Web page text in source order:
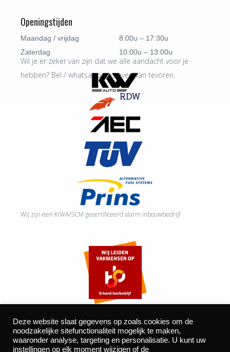
Openingstijden
Maandag / vrijdag
8:00u – 17:30u
Zaterdag
10:00u – 13:00u
Wil je er zeker van zijn dat we alle aandacht voor je
hebben? Bel / whatsapp ons even van tevoren.
Wij zijn een KIWA/SCM gecertificeerd alarm inbouwbedrijf
©2026 Autocentrum Bijvelds BV. De Beeke 4, 5469 DW Erp
Deze website slaat gegevens op zoals cookies om de
noodzakelijke sitefunctionaliteit mogelijk te maken,
waaronder analyse, targeting en personalisatie. U kunt uw
instellingen op elk moment wijzigen of de